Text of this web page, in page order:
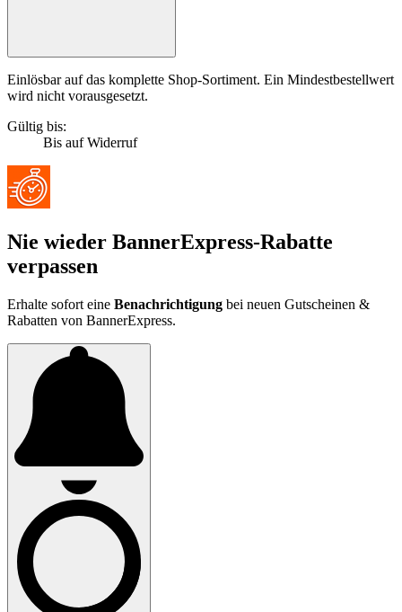
Einlösbar auf das komplette Shop-Sortiment. Ein Mindestbestellwert
wird nicht vorausgesetzt.
Gültig bis:
Bis auf Widerruf
Nie wieder BannerExpress-Rabatte
verpassen
Erhalte sofort eine Benachrichtigung bei neuen Gutscheinen &
Rabatten von BannerExpress.